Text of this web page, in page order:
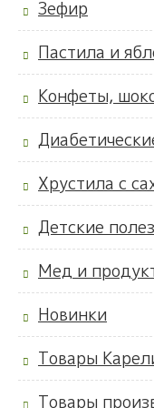
Зефир
Пастила и
Конфеты,
Хрустила с
Детские
Мед и
Новинки
Товары
Товары